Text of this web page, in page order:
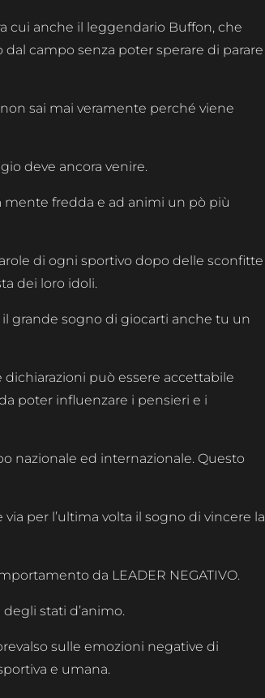
cui anche il leggendario Buffon, che
campo senza poter sperare di parare
sai mai veramente perché viene
deve ancora venire.
mente fredda e ad animi un pò più
di ogni sportivo dopo delle sconfitte
dei loro idoli.
grande sogno di giocarti anche tu un
può essere accettabile
poter influenzare i pensieri e i
nazionale ed internazionale. Questo
per l’ultima volta il sogno di vincere la
da LEADER NEGATIVO.
stati d’animo.
sulle emozioni negative di
e umana.